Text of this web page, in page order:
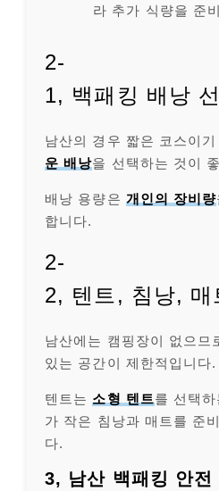
라 추가 식량을 준
2-
1, 백패킹 배낭
남산의 경우 짧은 코스이기
운 배낭을 선택하는 것이
배낭 용량은 개인의 장비량
합니다.
2-
2, 텐트, 침낭, 매
남산에는 캠핑장이 없으므
있는 공간이 제한적입니다.
텐트는 소형 텐트를 선택
가 작은 침낭과 매트를 준
다.
3, 남산 백패킹 안전